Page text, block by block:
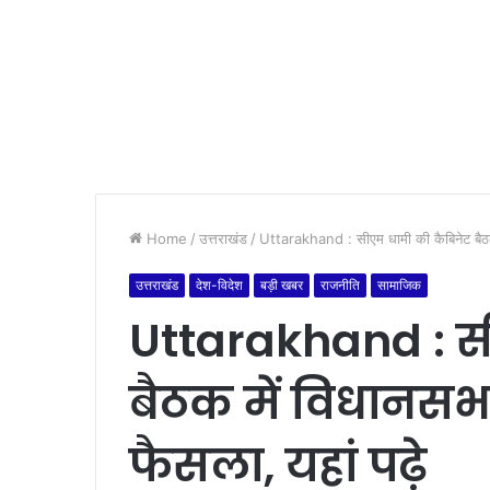
Home / उत्तराखंड / Uttarakhand : सीएम धामी की कैबिनेट
उत्तराखंड देश-विदेश बड़ी खबर राजनीति सामाजिक
Uttarakhand :
बैठक में
फैसला, यहां पढ़े